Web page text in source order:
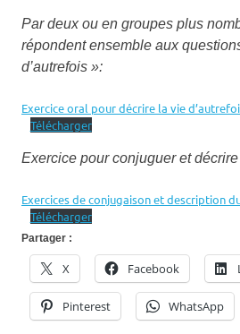
Par deux ou en groupes plus
répondent ensemble aux
d’autrefois »:
Exercice oral pour décrire la vie
Télécharger
Exercice pour conjuguer et décrire
Exercices de conjugaison et description
Télécharger
Partager :
X Facebook
Pinterest WhatsApp